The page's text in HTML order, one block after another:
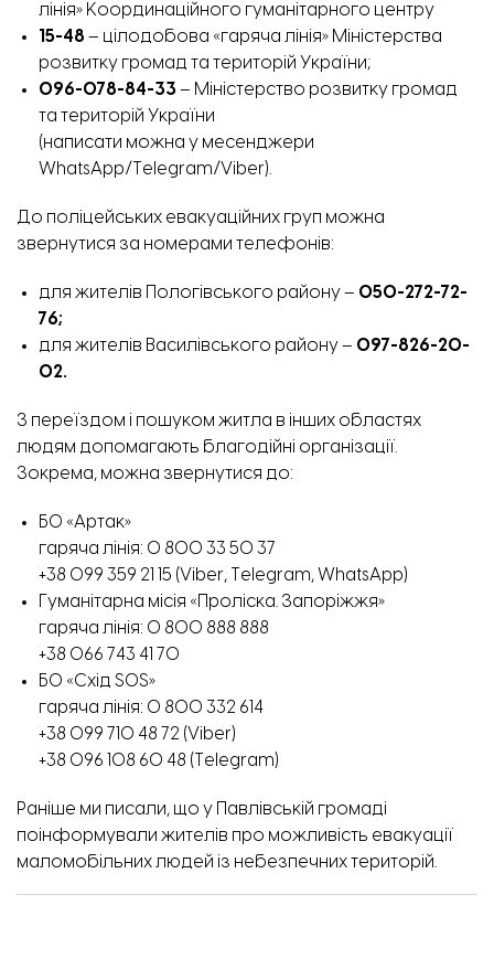
лінія» Координаційного гуманітарного центру
15-48 – цілодобова «гаряча лінія» Міністерства
розвитку громад та територій України;
096-078-84-33 – Міністерство розвитку громад
та територій України
(написати можна у месенджери
WhatsApp/Telegram/Viber).
До поліцейських евакуаційних груп можна
звернутися за номерами телефонів:
для жителів Пологівського району – 050-272-72-
76;
для жителів Василівського району – 097-826-20-
02.
З переїздом і пошуком житла в інших областях
людям допомагають благодійні організації.
Зокрема, можна звернутися до:
БО «Артак»
гаряча лінія: 0 800 33 50 37
+38 099 359 21 15 (Viber, Telegram, WhatsApp)
Гуманітарна місія «Проліска. Запоріжжя»
гаряча лінія: 0 800 888 888
+38 066 743 41 70
БО «Схід SOS»
гаряча лінія: 0 800 332 614
+38 099 710 48 72 (Viber)
+38 096 108 60 48 (Telegram)
Раніше ми писали, що у Павлівській громаді
поінформували жителів про можливість евакуації
маломобільних людей із небезпечних територій.